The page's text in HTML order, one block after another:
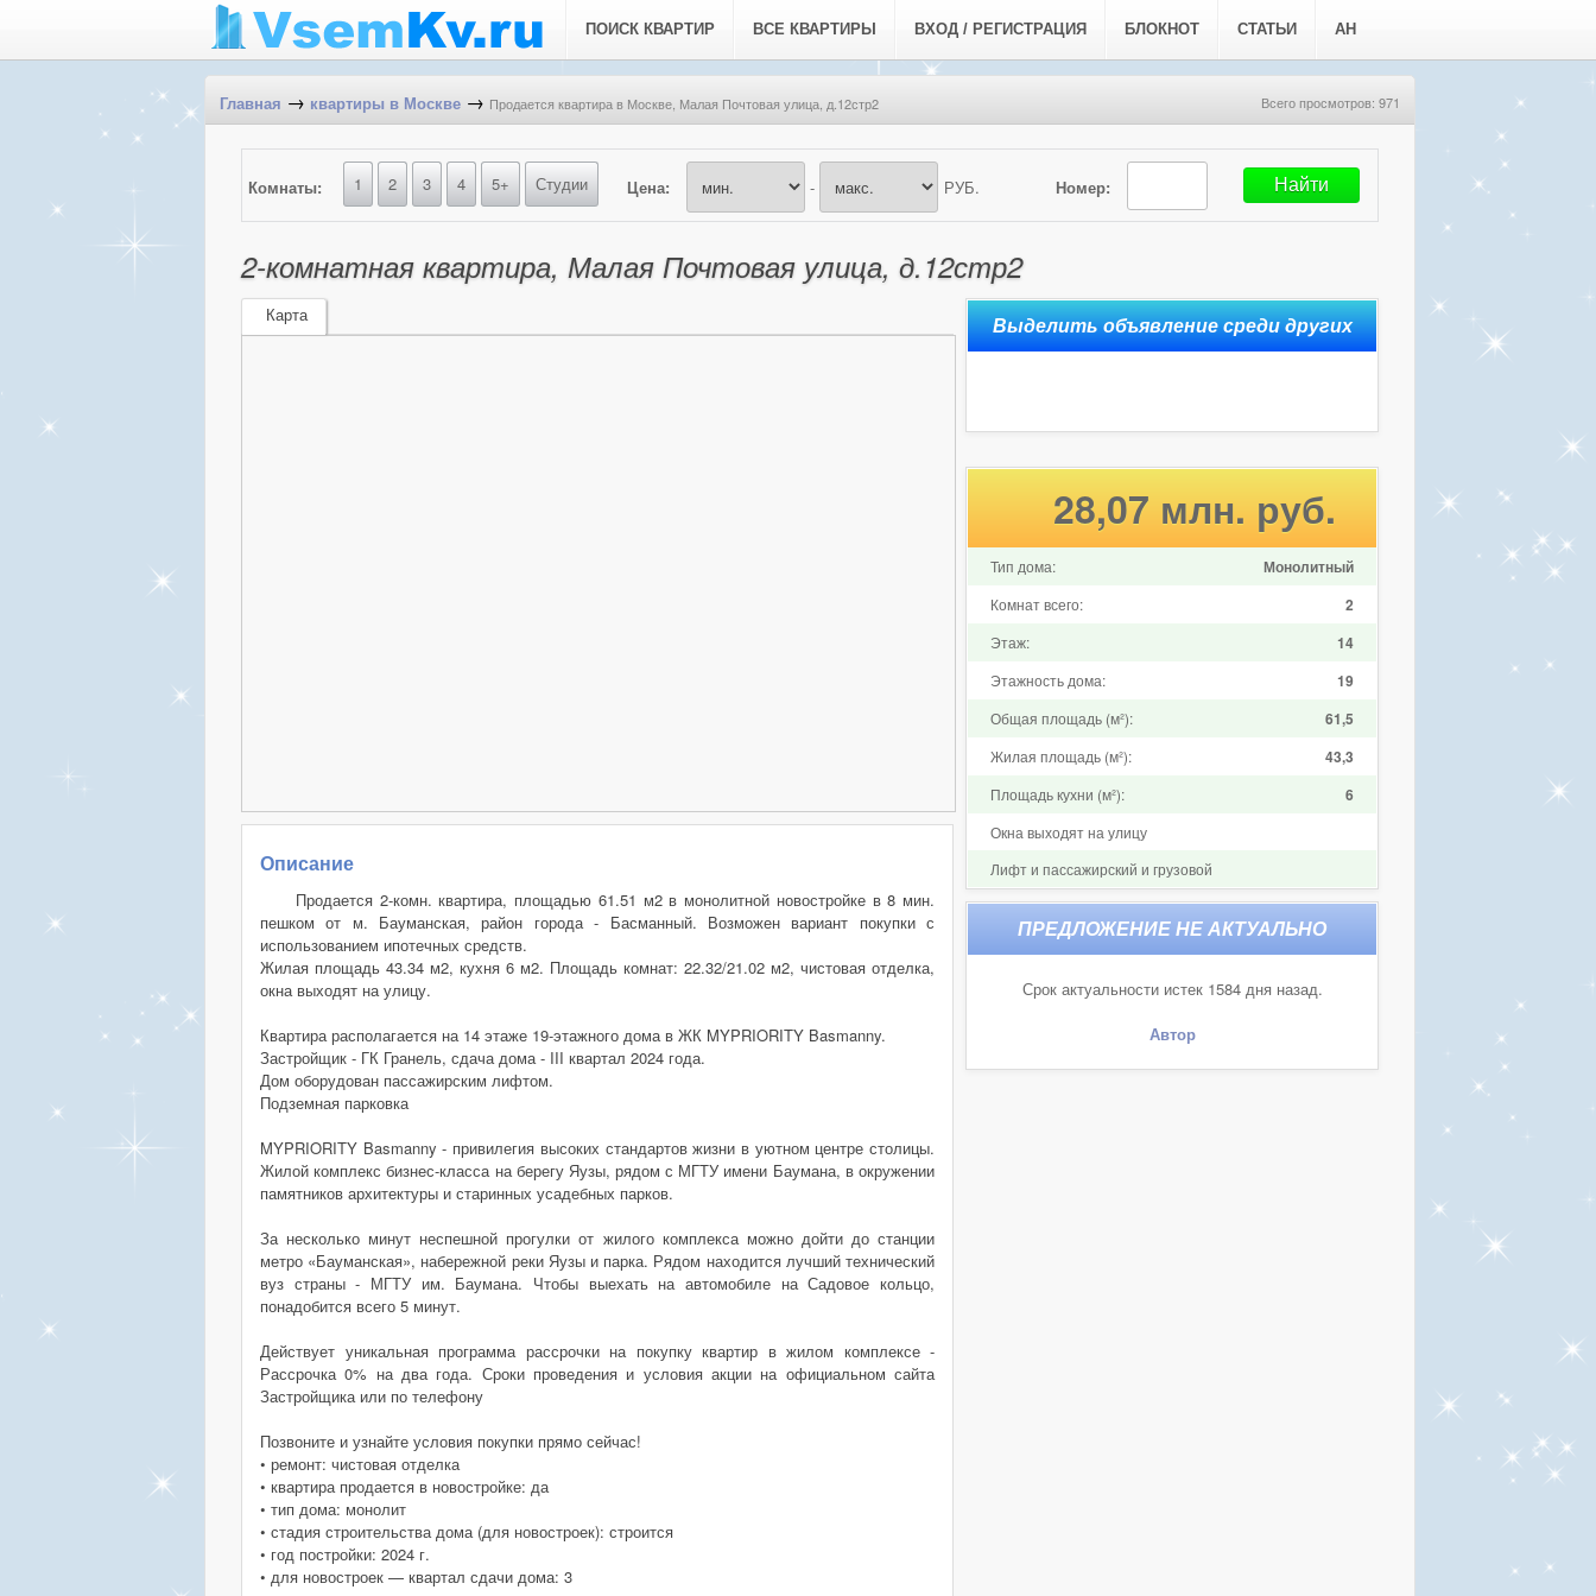
ПОИСК КВАРТИР ВСЕ КВАРТИРЫ ВХОД / РЕГИСТРАЦИЯ БЛОКНОТ СТАТЬИ АН
Главная → квартиры в Москве → Продается квартира в Москве, Малая Почтовая улица, д.12стр2 Всего просмотров: 971
Номер:
Комнаты: 1 2 3 4 5+ Студии Цена: - РУБ.
2-комнатная квартира, Малая Почтовая улица, д.12стр2
Карта
Описание
Продается 2-комн. квартира, площадью 61.51 м2 в монолитной новостройке в 8 мин.
пешком от м. Бауманская, район города - Басманный. Возможен вариант покупки с
использованием ипотечных средств.
Жилая площадь 43.34 м2, кухня 6 м2. Площадь комнат: 22.32/21.02 м2, чистовая отделка,
окна выходят на улицу.
Квартира располагается на 14 этаже 19-этажного дома в ЖК MYPRIORITY Basmanny.
Застройщик - ГК Гранель, сдача дома - III квартал 2024 года.
Дом оборудован пассажирским лифтом.
Подземная парковка
MYPRIORITY Basmanny - привилегия высоких стандартов жизни в уютном центре столицы.
Жилой комплекс бизнес-класса на берегу Яузы, рядом с МГТУ имени Баумана, в окружении
памятников архитектуры и старинных усадебных парков.
За несколько минут неспешной прогулки от жилого комплекса можно дойти до станции
метро «Бауманская», набережной реки Яузы и парка. Рядом находится лучший технический
вуз страны - МГТУ им. Баумана. Чтобы выехать на автомобиле на Садовое кольцо,
понадобится всего 5 минут.
Действует уникальная программа рассрочки на покупку квартир в жилом комплексе -
Рассрочка 0% на два года. Сроки проведения и условия акции на официальном сайта
Застройщика или по телефону
Позвоните и узнайте условия покупки прямо сейчас!
• ремонт: чистовая отделка
• квартира продается в новостройке: да
• тип дома: монолит
• стадия строительства дома (для новостроек): строится
• год постройки: 2024 г.
• для новостроек — квартал сдачи дома: 3
28,07 млн. руб.
Тип дома: Монолитный
Комнат всего: 2
Этаж: 14
Этажность дома: 19
Общая площадь (м²): 61,5
Жилая площадь (м²): 43,3
Площадь кухни (м²): 6
Окна выходят на улицу
Лифт и пассажирский и грузовой
Срок актуальности истек 1584 дня назад.
Автор